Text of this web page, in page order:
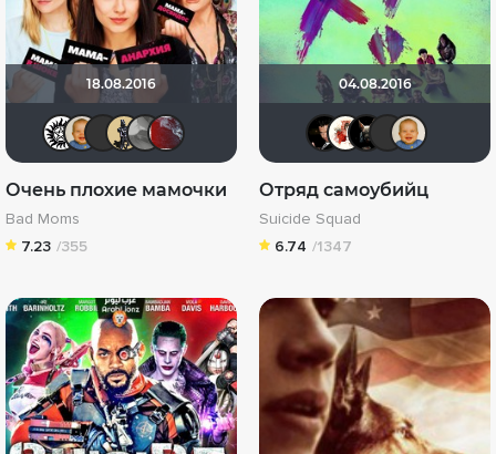
18.08.2016
ivadich
maxx2035 pAtRiaRx
Очень плохие мамочки
Bad Moms
7.23 /355
04.08.2016
Бог
Отряд самоубийц
Suicide Squad
6.74 /1347